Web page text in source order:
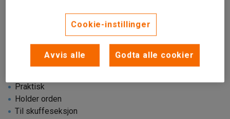
Praktisk
Holder orden
Til skuffeseksjon
Cookie-instillinger
Avvis alle Godta alle cookier